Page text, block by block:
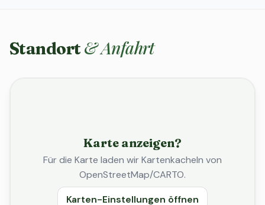
Standort & Anfahrt
Karte anzeigen?
Für die Karte laden wir Kartenkacheln von
OpenStreetMap/CARTO.
Karten-Einstellungen öffnen